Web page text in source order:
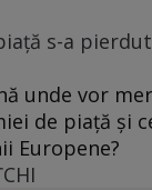
s-a
unde vor
de piață și
Europene?